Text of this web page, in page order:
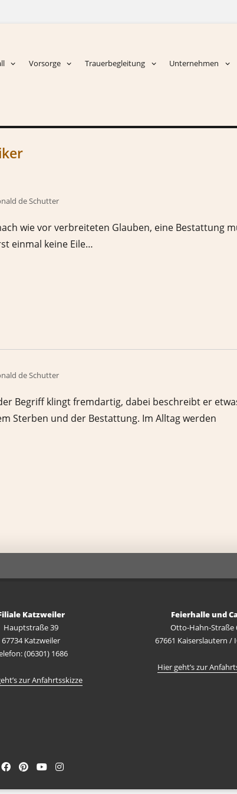
Vorsorge Trauerbegleitung Unternehmen
de Schutter
wie vor verbreiteten Glauben, eine Bestattung
einmal keine Eile…
de Schutter
Begriff klingt fremdartig, dabei beschreibt er
Sterben und der Bestattung. Im Alltag werden
Katzweiler
Hauptstraße 39
67734 Katzweiler
(06301) 1686
zur Anfahrtsskizze
Feierhalle und
Otto-Hahn-Straße
67661 Kaiserslautern /
Hier geht’s zur